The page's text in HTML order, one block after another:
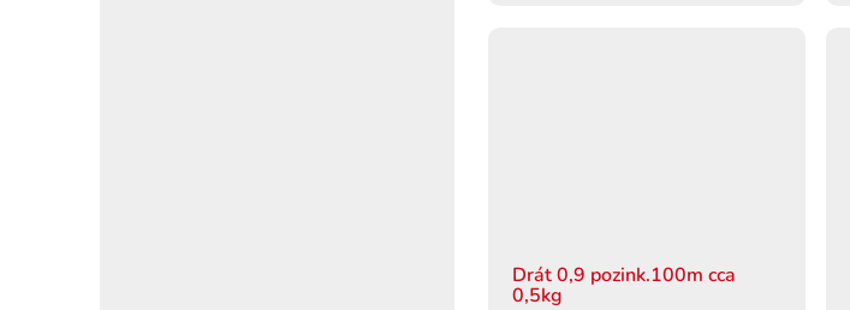
Drát 0,9 pozink.100m cca
0,5kg